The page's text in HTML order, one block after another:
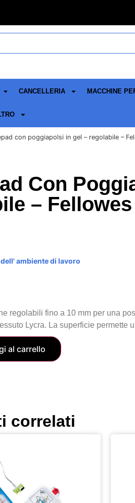
CANCELLERIA MACCHINE
con poggiapolsi in gel – regolabile –
Con
– Fellowes
ambiente di lavoro
regolabili fino a 10 mm per una
Lycra. La superficie permette
al carrello
correlati